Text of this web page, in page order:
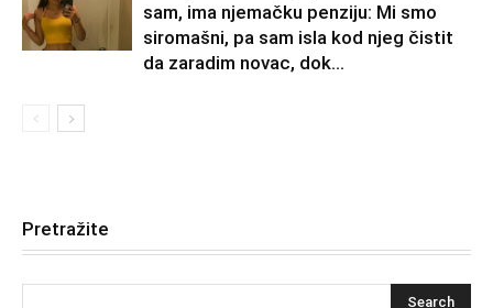
sam, ima njemačku penziju: Mi smo
siromašni, pa sam isla kod njeg čistit
da zaradim novac, dok...
Pretražite